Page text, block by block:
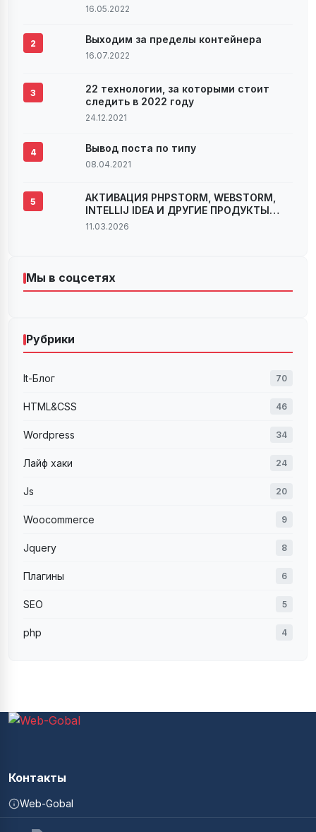
16.05.2022
2 Выходим за пределы контейнера
16.07.2022
3
22 технологии, за которыми стоит
следить в 2022 году
24.12.2021
4 Вывод поста по типу
08.04.2021
5
АКТИВАЦИЯ PHPSTORM, WEBSTORM,
INTELLIJ IDEA И ДРУГИЕ ПРОДУКТЫ
JETBRAINS ВЕРСИИ 2022.2.X И 2022.3
11.03.2026
Мы в соцсетях
Рубрики
It-Блог 70
HTML&CSS 46
Wordpress 34
Лайф хаки 24
Js 20
Woocommerce 9
Jquery 8
Плагины 6
SEO 5
php 4
Контакты
Web-Gobal